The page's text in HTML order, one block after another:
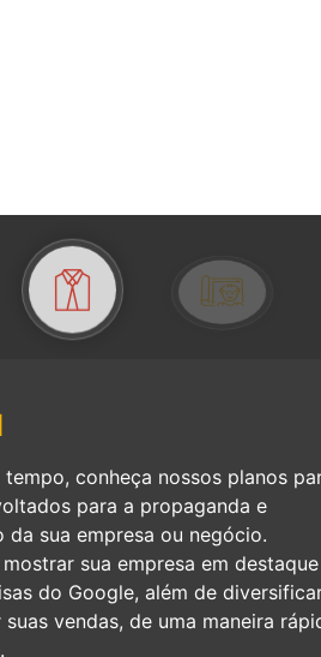
tempo, conheça nossos planos
para a propaganda e
da sua empresa ou negócio.
mostrar sua empresa em destaque
do Google, além de
vendas, de uma maneira